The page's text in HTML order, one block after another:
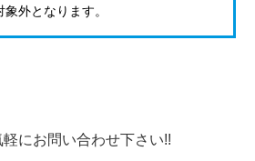
外となります。
軽にお問い合わせ下さい!!